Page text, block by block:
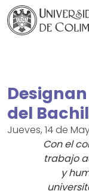
del
Jueves, 14 de
Con el
trabajo
y